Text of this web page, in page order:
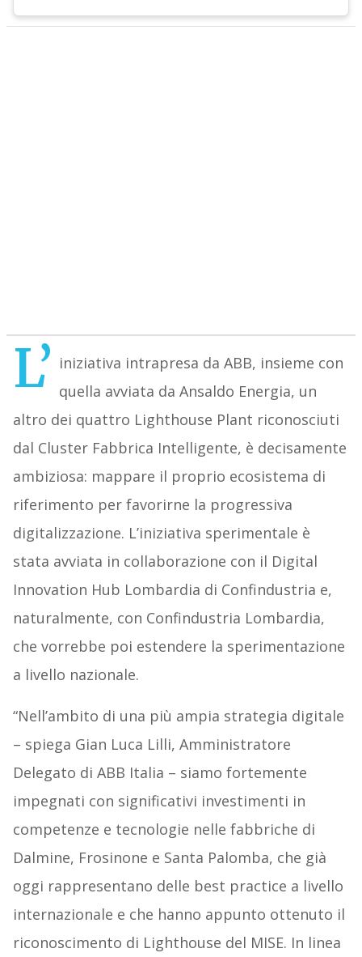
L’ iniziativa intrapresa da ABB, insieme con
quella avviata da Ansaldo Energia, un
altro dei quattro Lighthouse Plant riconosciuti
dal Cluster Fabbrica Intelligente, è decisamente
ambiziosa: mappare il proprio ecosistema di
riferimento per favorirne la progressiva
digitalizzazione. L’iniziativa sperimentale è
stata avviata in collaborazione con il Digital
Innovation Hub Lombardia di Confindustria e,
naturalmente, con Confindustria Lombardia,
che vorrebbe poi estendere la sperimentazione
a livello nazionale.
“Nell’ambito di una più ampia strategia digitale
– spiega Gian Luca Lilli, Amministratore
Delegato di ABB Italia – siamo fortemente
impegnati con significativi investimenti in
competenze e tecnologie nelle fabbriche di
Dalmine, Frosinone e Santa Palomba, che già
oggi rappresentano delle best practice a livello
internazionale e che hanno appunto ottenuto il
riconoscimento di Lighthouse del MISE. In linea